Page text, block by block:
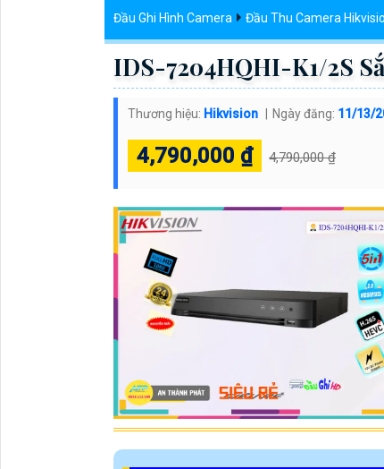
Đầu Ghi Hình Camera Đầu Thu Camera
IDS-7204HQHI-K1/2S
Thương hiệu: Hikvision Ngày đăng: 11/13/
4,790,000 ₫ 4,790,000 ₫